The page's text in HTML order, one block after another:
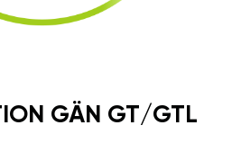
GÄN GT/GTL